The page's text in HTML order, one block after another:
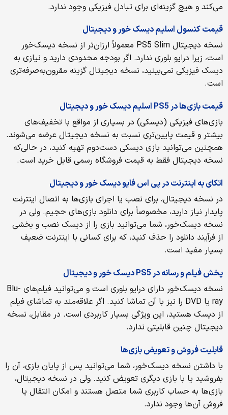
می‌کند و هیچ گزینه‌ای برای تبادل فیزیکی وجود ندارد.
قیمت کنسول اسلیم دیسک خور و دیجیتال
نسخه دیجیتال PS5 Slim معمولاً ارزان‌تر از نسخه دیسک‌خور
است، زیرا درایو بلوری ندارد. اگر بودجه محدودی دارید و نیازی به
دیسک فیزیکی نمی‌بینید، نسخه دیجیتال گزینه مقرون‌به‌صرفه‌تری
است.
قیمت بازی‌ها در PS5 اسليم دیسک خور و دیجیتال
بازی‌های فیزیکی (دیسکی) در بسیاری از مواقع با تخفیف‌های
بیشتر و قیمت پایین‌تری نسبت به نسخه دیجیتال عرضه می‌شوند.
همچنین می‌توانید بازی دیسکی دست‌دوم تهیه کنید، در حالی‌که
نسخه دیجیتال فقط به قیمت فروشگاه رسمی قابل خرید است.
اتکای به اینترنت در پی اس فایو دیسک خور و دیجیتال
در نسخه دیجیتال، برای نصب یا اجرای بازی‌ها به اتصال اینترنت
پایدار نیاز دارید، مخصوصاً برای دانلود بازی‌های حجیم. ولی در
نسخه دیسک‌خور، شما می‌توانید بازی را از دیسک نصب و بخشی
از فرآیند دانلود را حذف کنید، که برای کسانی با اینترنت ضعیف
بسیار مفید است.
پخش فیلم و رسانه در PS5 دیسک خور و دیجیتال
نسخه دیسک‌خور دارای درایو بلوری است و می‌توانید فیلم‌های Blu-
ray یا DVD را نیز با آن تماشا کنید. اگر علاقه‌مند به تماشای فیلم
از دیسک هستید، این ویژگی بسیار کاربردی است. در مقابل، نسخه
دیجیتال چنین قابلیتی ندارد.
قابلیت فروش و تعویض بازی‌ها
با داشتن نسخه دیسک‌خور، شما می‌توانید پس از پایان بازی، آن را
بفروشید یا با بازی دیگری تعویض کنید. ولی در نسخه دیجیتال،
بازی‌ها به حساب کاربری شما متصل هستند و امکان انتقال یا
فروش آن‌ها وجود ندارد.